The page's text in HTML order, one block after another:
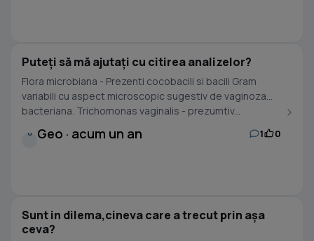
Puteți să mă ajutați cu citirea analizelor?
Flora microbiana - Prezenti cocobacili si bacili Gram
variabili cu aspect microscopic sugestiv de vaginoza
bacteriana. Trichomonas vaginalis - prezumtiv...
G Geo · acum un an 1 0
Sunt in dilema,cineva care a trecut prin așa
ceva?